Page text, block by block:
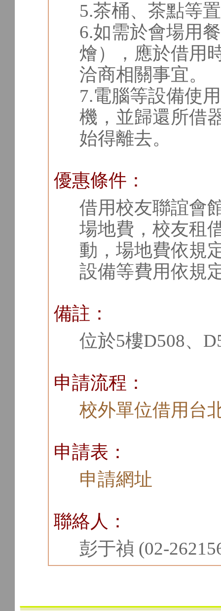
5.茶桶、茶點等
6.如需於會場用
燴），應於借用
洽商相關事宜。
7.電腦等設備使
機，並歸還所借
始得離去。
優惠條件：
借用校友聯誼會
場地費，校友租
動，場地費依規
設備等費用依規
備註：
位於5樓D508、
申請流程：
校外單位借用台
申請表：
申請網址
聯絡人：
彭于禎 (02-